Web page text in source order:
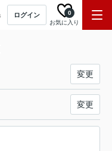
ログイン
お気に入り
0
変更
変更